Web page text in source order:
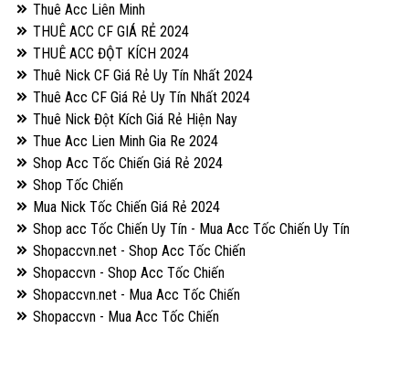
Thuê Acc Liên Minh
THUÊ ACC CF GIÁ RẺ 2024
THUÊ ACC ĐỘT KÍCH 2024
Thuê Nick CF Giá Rẻ Uy Tín Nhất 2024
Thuê Acc CF Giá Rẻ Uy Tín Nhất 2024
Thuê Nick Đột Kích Giá Rẻ Hiện Nay
Thue Acc Lien Minh Gia Re 2024
Shop Acc Tốc Chiến Giá Rẻ 2024
Shop Tốc Chiến
Mua Nick Tốc Chiến Giá Rẻ 2024
Shop acc Tốc Chiến Uy Tín - Mua Acc Tốc Chiến Uy Tín
Shopaccvn.net - Shop Acc Tốc Chiến
Shopaccvn - Shop Acc Tốc Chiến
Shopaccvn.net - Mua Acc Tốc Chiến
Shopaccvn - Mua Acc Tốc Chiến